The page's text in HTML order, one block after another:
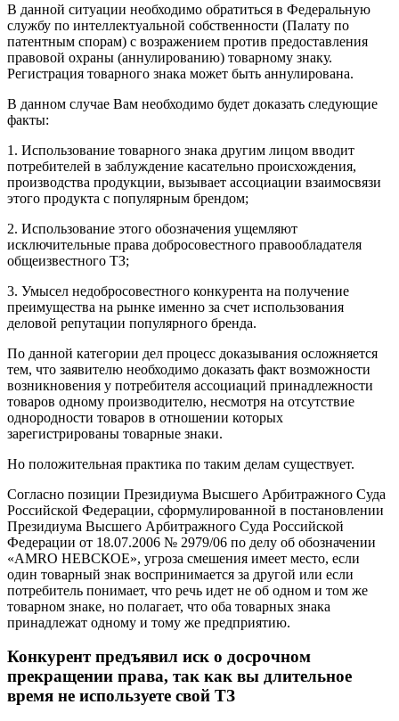
В данной ситуации необходимо обратиться в Федеральную
службу по интеллектуальной собственности (Палату по
патентным спорам) с возражением против предоставления
правовой охраны (аннулированию) товарному знаку.
Регистрация товарного знака может быть аннулирована.
В данном случае Вам необходимо будет доказать следующие
факты:
1. Использование товарного знака другим лицом вводит
потребителей в заблуждение касательно происхождения,
производства продукции, вызывает ассоциации взаимосвязи
этого продукта с популярным брендом;
2. Использование этого обозначения ущемляют
исключительные права добросовестного правообладателя
общеизвестного ТЗ;
3. Умысел недобросовестного конкурента на получение
преимущества на рынке именно за счет использования
деловой репутации популярного бренда.
По данной категории дел процесс доказывания осложняется
тем, что заявителю необходимо доказать факт возможности
возникновения у потребителя ассоциаций принадлежности
товаров одному производителю, несмотря на отсутствие
однородности товаров в отношении которых
зарегистрированы товарные знаки.
Но положительная практика по таким делам существует.
Согласно позиции Президиума Высшего Арбитражного Суда
Российской Федерации, сформулированной в постановлении
Президиума Высшего Арбитражного Суда Российской
Федерации от 18.07.2006 № 2979/06 по делу об обозначении
«AMRO НЕВСКОЕ», угроза смешения имеет место, если
один товарный знак воспринимается за другой или если
потребитель понимает, что речь идет не об одном и том же
товарном знаке, но полагает, что оба товарных знака
принадлежат одному и тому же предприятию.
Конкурент предъявил иск о досрочном
прекращении права, так как вы длительное
время не используете свой ТЗ